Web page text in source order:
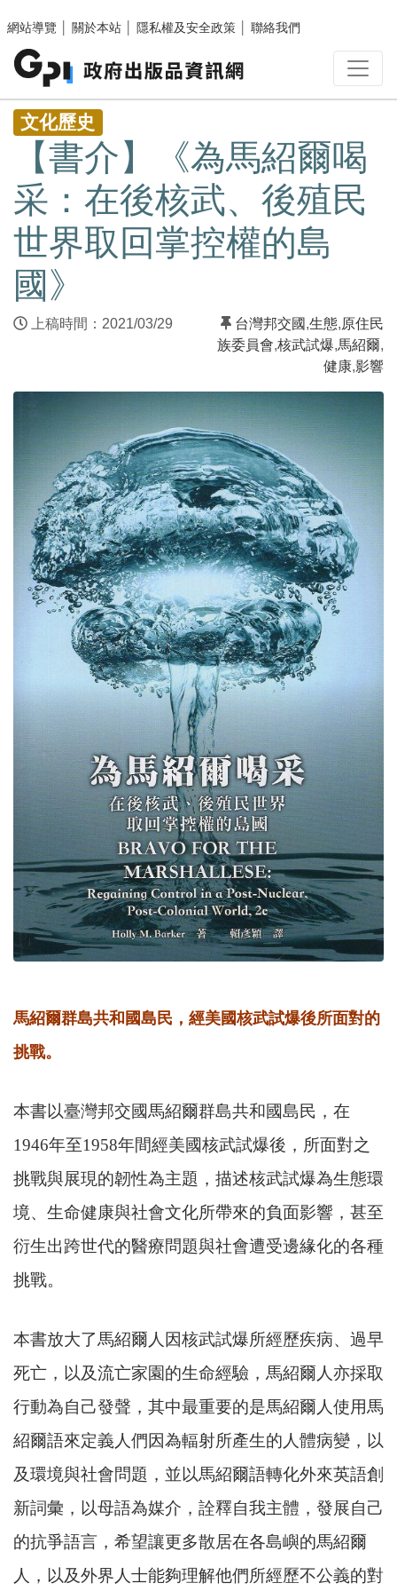
網站導覽
關於本站 隱私權及安全政策 聯絡我們
:::
文化歷史
【書介】《為馬紹爾喝
采：在後核武、後殖民
世界取回掌控權的島
國》
上稿時間：2021/03/29 台灣邦交國 ,生態,原住民
族委員會,核武試爆,馬紹爾,
健康,影響
馬紹爾群島共和國島民，經美國核武試爆後所面對的
挑戰。
本書以臺灣邦交國馬紹爾群島共和國島民，在
1946年至1958年間經美國核武試爆後，所面對之
挑戰與展現的韌性為主題，描述核武試爆為生態環
境、生命健康與社會文化所帶來的負面影響，甚至
衍生出跨世代的醫療問題與社會遭受邊緣化的各種
挑戰。
本書放大了馬紹爾人因核武試爆所經歷疾病、過早
死亡，以及流亡家園的生命經驗，馬紹爾人亦採取
行動為自己發聲，其中最重要的是馬紹爾人使用馬
紹爾語來定義人們因為輻射所產生的人體病變，以
及環境與社會問題，並以馬紹爾語轉化外來英語創
新詞彙，以母語為媒介，詮釋自我主體，發展自己
的抗爭語言，希望讓更多散居在各島嶼的馬紹爾
人，以及外界人士能夠理解他們所經歷不公義的對